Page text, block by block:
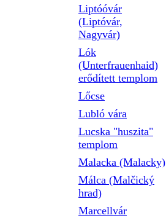
Liptóóvár
(Liptóvár,
Nagyvár)
Lók
(Unterfrauenhaid)
erődített templom
Lőcse
Lubló vára
Lucska "huszita"
templom
Malacka (Malacky)
Málca (Malčický
hrad)
Marcellvár